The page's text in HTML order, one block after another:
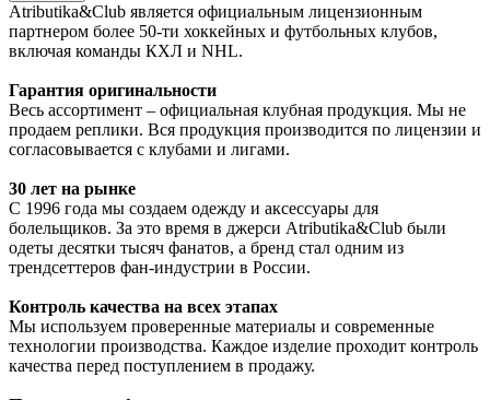
Atributika&Club является официальным лицензионным
партнером более 50-ти хоккейных и футбольных клубов,
включая команды КХЛ и NHL.
Гарантия оригинальности
Весь ассортимент – официальная клубная продукция. Мы не
продаем реплики. Вся продукция производится по лицензии и
согласовывается с клубами и лигами.
30 лет на рынке
С 1996 года мы создаем одежду и аксессуары для
болельщиков. За это время в джерси Atributika&Club были
одеты десятки тысяч фанатов, а бренд стал одним из
трендсеттеров фан-индустрии в России.
Контроль качества на всех этапах
Мы используем проверенные материалы и современные
технологии производства. Каждое изделие проходит контроль
качества перед поступлением в продажу.